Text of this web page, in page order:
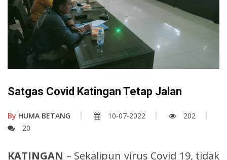
Satgas Covid Katingan Tetap Jalan
By HUMA BETANG 10-07-2022
202
20
KATINGAN – Sekalipun virus Covid 19, tidak